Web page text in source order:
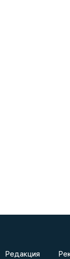
Редакция